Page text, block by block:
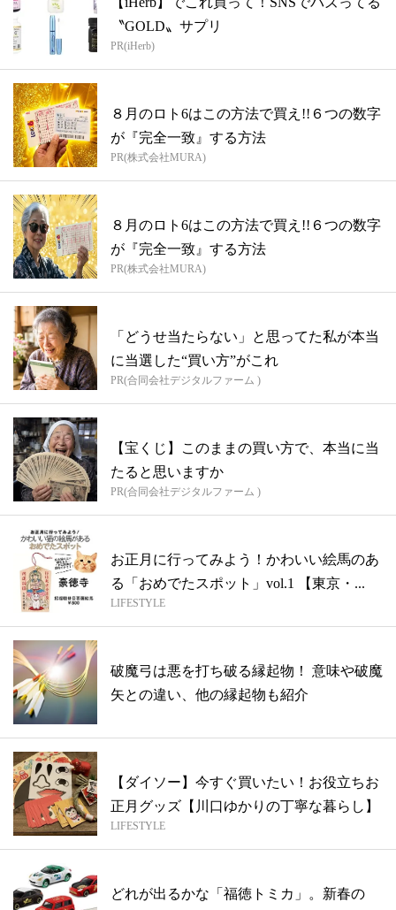
〝GOLD〟サプリ
PR(iHerb)
８月のロト6はこの方法で買え!!６つの数字
が『完全一致』する方法
PR(株式会社MURA)
８月のロト6はこの方法で買え!!６つの数字
が『完全一致』する方法
PR(株式会社MURA)
「どうせ当たらない」と思ってた私が本当
に当選した“買い方”がこれ
PR(合同会社デジタルファーム )
【宝くじ】このままの買い方で、本当に当
たると思いますか
PR(合同会社デジタルファーム )
お正月に行ってみよう！かわいい絵馬のあ
る「おめでたスポット」vol.1 【東京・...
LIFESTYLE
破魔弓は悪を打ち破る縁起物！ 意味や破魔
矢との違い、他の縁起物も紹介
【ダイソー】今すぐ買いたい！お役立ちお
正月グッズ【川口ゆかりの丁寧な暮らし】
LIFESTYLE
どれが出るかな「福徳トミカ」。新春の